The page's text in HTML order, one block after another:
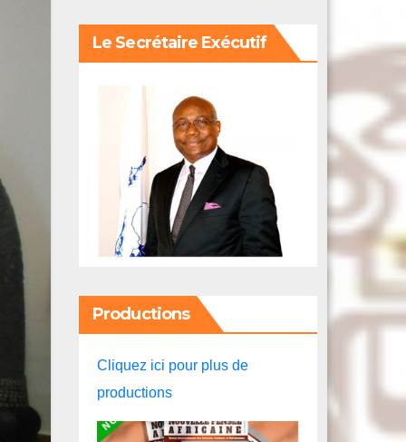
Le Secrétaire Exécutif
Productions
Cliquez ici pour plus de
productions